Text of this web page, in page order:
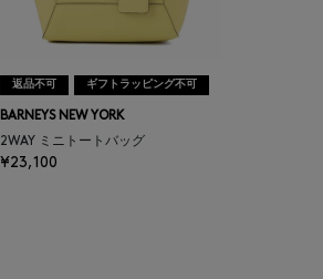
返品不可 ギフトラッピング不可
BARNEYS NEW YORK
2WAY ミニトートバッグ
¥23,100